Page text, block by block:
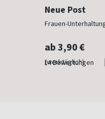
Neue Post
Frauen-
ab 3,90 €
(werktäglich)